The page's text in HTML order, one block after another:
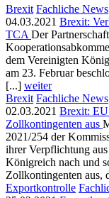
Brexit Fachliche News
04.03.2021 Brexit:
TCA Der
dem Vereinigten
am 23. Februar
[...] weiter
Brexit Fachliche News
02.03.2021 Brexit:
Zollkontingenten aus
2021/254 der
ihrer Verpflichtung
Königreich nach und
Zollkontingenten aus,
Exportkontrolle